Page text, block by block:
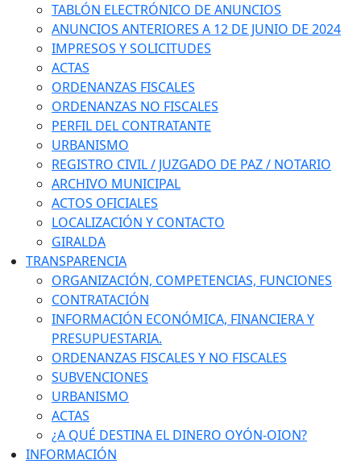
TABLÓN ELECTRÓNICO DE ANUNCIOS
ANUNCIOS ANTERIORES A 12 DE JUNIO DE 2024
IMPRESOS Y SOLICITUDES
ACTAS
ORDENANZAS FISCALES
ORDENANZAS NO FISCALES
PERFIL DEL CONTRATANTE
URBANISMO
REGISTRO CIVIL / JUZGADO DE PAZ / NOTARIO
ARCHIVO MUNICIPAL
ACTOS OFICIALES
LOCALIZACIÓN Y CONTACTO
GIRALDA
TRANSPARENCIA
ORGANIZACIÓN, COMPETENCIAS, FUNCIONES
CONTRATACIÓN
INFORMACIÓN ECONÓMICA, FINANCIERA Y
PRESUPUESTARIA.
ORDENANZAS FISCALES Y NO FISCALES
SUBVENCIONES
URBANISMO
ACTAS
¿A QUÉ DESTINA EL DINERO OYÓN-OION?
INFORMACIÓN